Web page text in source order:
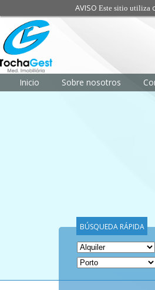
AVISO Este sitio utiliza
Inicio Sobre nosotros
BÚSQUEDA RÁPIDA